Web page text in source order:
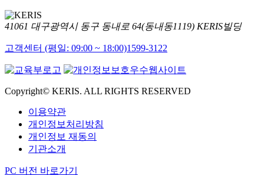
41061 대구광역시 동구 동내로 64(동내동1119) KERIS빌딩
고객센터 (평일: 09:00 ~ 18:00)1599-3122
Copyright© KERIS. ALL RIGHTS RESERVED
이용약관
개인정보처리방침
개인정보 재동의
기관소개
PC 버전 바로가기